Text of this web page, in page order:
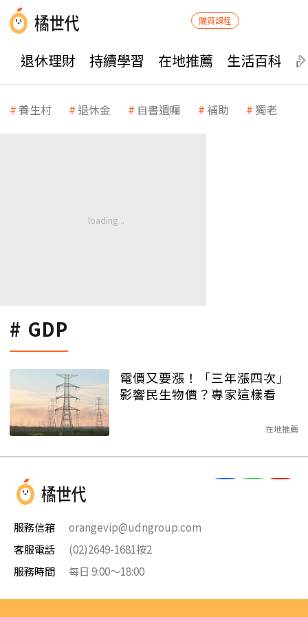
購買課程
退休理財 持續學習 在地推薦 生活百科
養生村 退休金 自書遺囑 補助 獨老
GDP
電價又要漲！「三年漲四次」
影響民生物價？專家這樣看
在地推薦
服務信箱
orangevip@udngroup.com
客服電話
(02)2649-1681按2
服務時間
每日 9:00～18:00